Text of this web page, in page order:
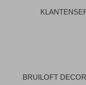
BRUILOFT